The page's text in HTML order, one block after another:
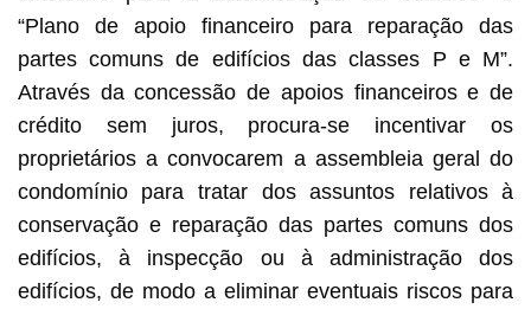
“Plano de apoio financeiro para reparação das
partes comuns de edifícios das classes P e M”.
Através da concessão de apoios financeiros e de
crédito sem juros, procura-se incentivar os
proprietários a convocarem a assembleia geral do
condomínio para tratar dos assuntos relativos à
conservação e reparação das partes comuns dos
edifícios, à inspecção ou à administração dos
edifícios, de modo a eliminar eventuais riscos para